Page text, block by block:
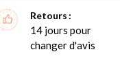
Retours
14 jours pour
changer d'avis